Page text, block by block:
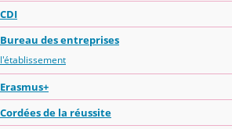
CDI
Bureau des entreprises
l'établissement
Erasmus+
Cordées de la réussite